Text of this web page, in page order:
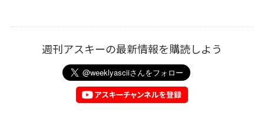
週刊アスキーの最新情報を購読しよう